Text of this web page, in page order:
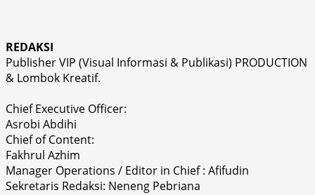
REDAKSI
Publisher VIP (Visual Informasi & Publikasi) PRODUCTION
& Lombok Kreatif.
Chief Executive Officer:
Asrobi Abdihi
Chief of Content:
Fakhrul Azhim
Manager Operations / Editor in Chief : Afifudin
Sekretaris Redaksi: Neneng Pebriana